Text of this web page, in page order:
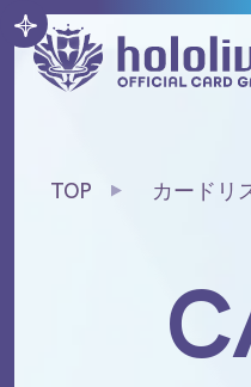
TOP カードリ